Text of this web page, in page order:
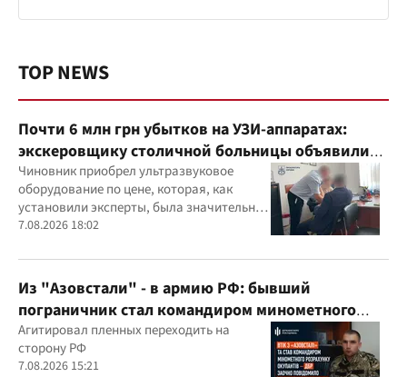
TOP NEWS
Почти 6 млн грн убытков на УЗИ-аппаратах:
экскеровщику столичной больницы объявили
подозрение
Чиновник приобрел ультразвуковое
оборудование по цене, которая, как
установили эксперты, была значительно
выше рыночной
7.08.2026 18:02
Из "Азовстали" - в армию РФ: бывший
пограничник стал командиром минометного
расчета оккупантов
Агитировал пленных переходить на
сторону РФ
7.08.2026 15:21